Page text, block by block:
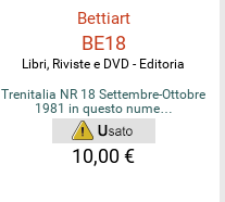
Bettiart
BE18
Libri, Riviste e DVD - Editoria
Trenitalia NR 18 Settembre-Ottobre
1981 in questo nume…
10,00 €